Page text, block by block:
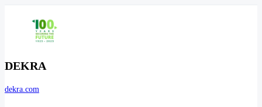
DEKRA
dekra.com